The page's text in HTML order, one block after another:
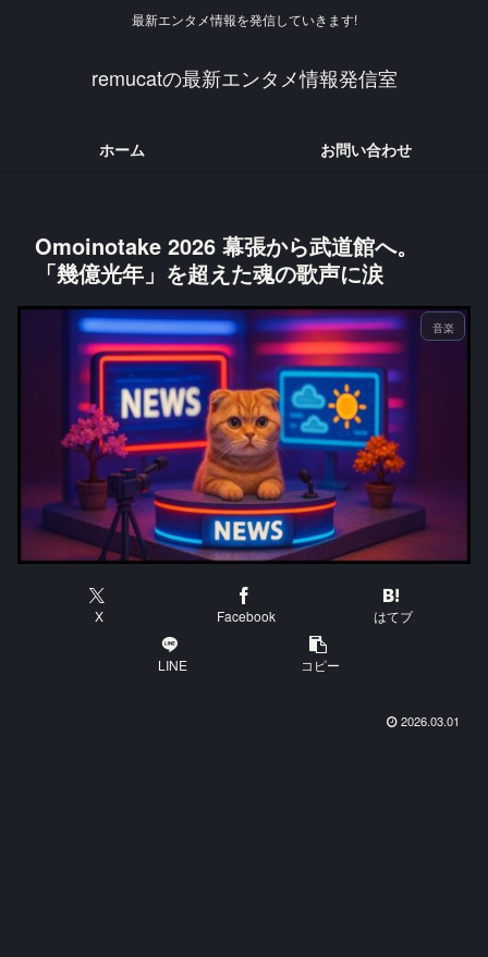
最新エンタメ情報を発信していきます!
remucatの最新エンタメ情報発信室
ホーム お問い合わせ
Omoinotake 2026 幕張から武道館へ。
「幾億光年」を超えた魂の歌声に涙
音楽
X Facebook はてブ
LINE コピー
2026.03.01